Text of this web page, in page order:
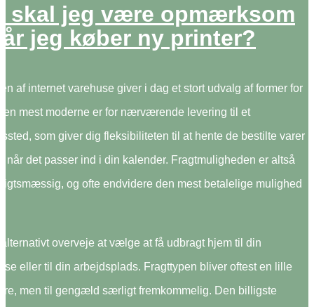
skal jeg være opmærksom
jeg køber ny printer?
af internet varehuse giver i dag et stort udvalg af former for
mest moderne er for nærværende levering til et
som giver dig fleksibiliteten til at hente de bestilte varer
når det passer ind i din kalender. Fragtmuligheden er altså
og ofte endvidere den mest betalelige mulighed
overveje at vælge at få udbragt hjem til din
eller til din arbejdsplads. Fragttypen bliver oftest en lille
men til gengæld særligt fremkommelig. Den billigste